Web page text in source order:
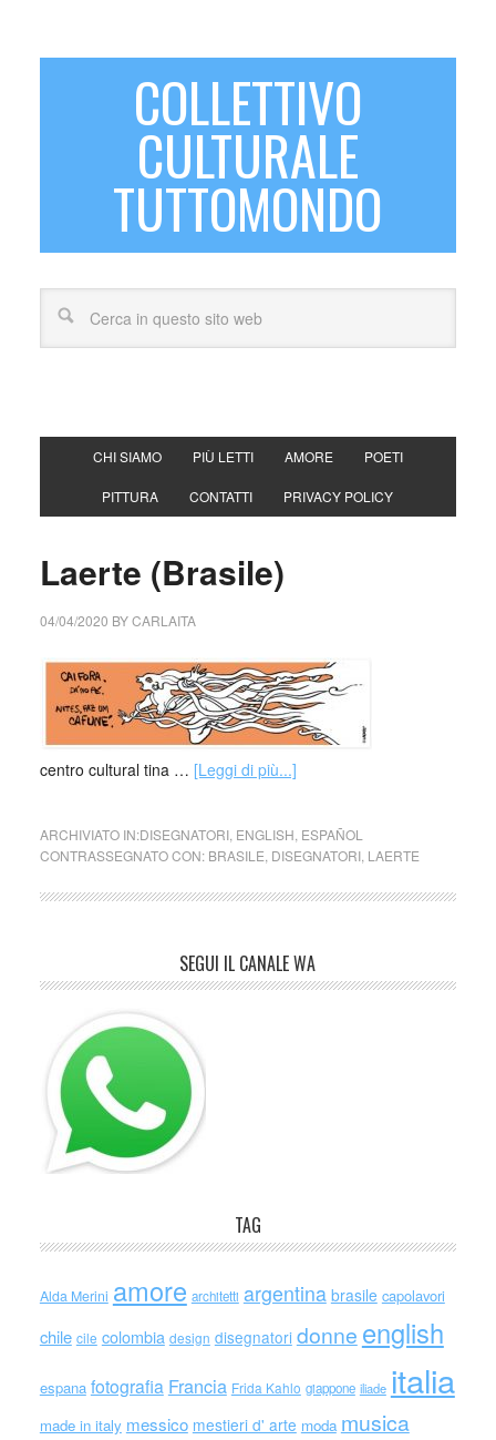
COLLETTIVO
CULTURALE
TUTTOMONDO
CHI SIAMO PIÙ LETTI AMORE POETI
PITTURA CONTATTI PRIVACY POLICY
Laerte (Brasile)
04/04/2020 BYCARLAITA
centro cultural tina … [Leggi di più...]
ARCHIVIATO IN:DISEGNATORI, ENGLISH ESPAÑOL
CONTRASSEGNATO CON: BRASILE DISEGNATORI, LAERTE
SEGUI IL CANALE WA
TAG
Alda Merini amore architetti argentina brasile capolavori
chile cile colombia design disegnatori donne english
espana fotografia Francia Frida Kahlo giappone iliade italia
made in italy messico mestieri d' arte moda musica